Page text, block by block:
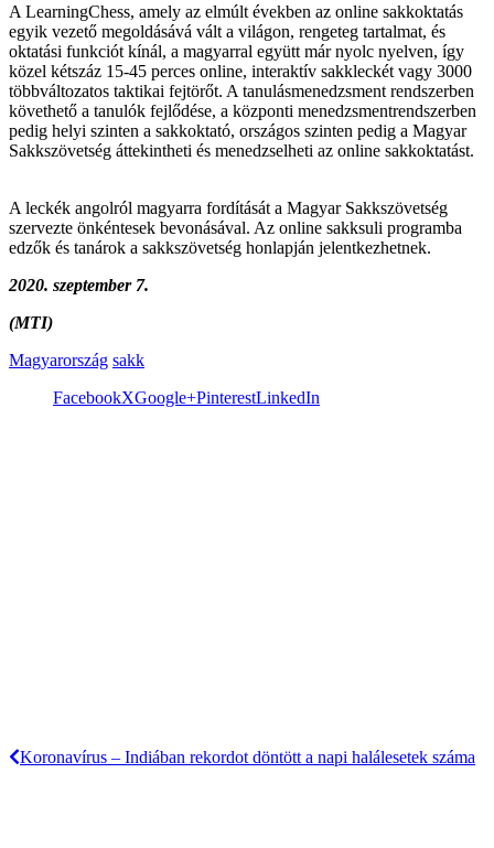
A LearningChess, amely az elmúlt években az online sakkoktatás
egyik vezető megoldásává vált a világon, rengeteg tartalmat, és
oktatási funkciót kínál, a magyarral együtt már nyolc nyelven, így
közel kétszáz 15-45 perces online, interaktív sakkleckét vagy 3000
többváltozatos taktikai fejtörőt. A tanulásmenedzsment rendszerben
követhető a tanulók fejlődése, a központi menedzsmentrendszerben
pedig helyi szinten a sakkoktató, országos szinten pedig a Magyar
Sakkszövetség áttekintheti és menedzselheti az online sakkoktatást.
A leckék angolról magyarra fordítását a Magyar Sakkszövetség
szervezte önkéntesek bevonásával. Az online sakksuli programba
edzők és tanárok a sakkszövetség honlapján jelentkezhetnek.
2020. szeptember 7.
(MTI)
Magyarország sakk
FacebookXGoogle+PinterestLinkedIn
Koronavírus – Indiában rekordot döntött a napi halálesetek száma